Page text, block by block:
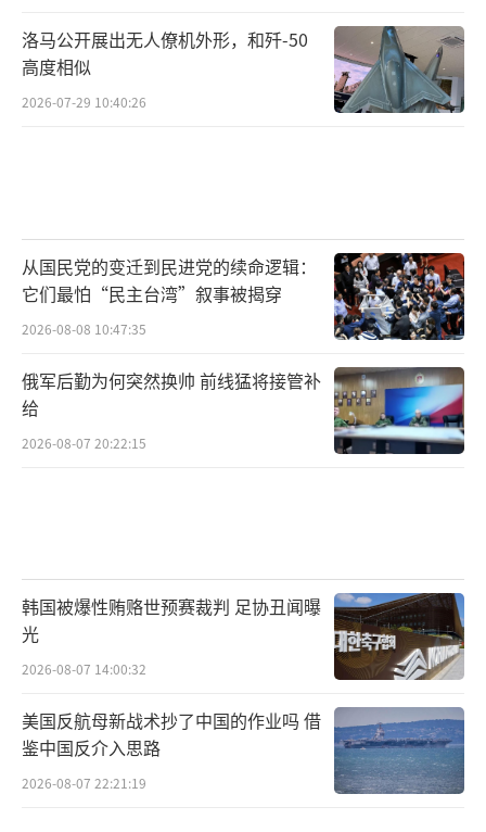
洛马公开展出无人僚机外形，和歼-50
高度相似
2026-07-29 10:40:26
从国民党的变迁到民进党的续命逻辑：
它们最怕“民主台湾”叙事被揭穿
2026-08-08 10:47:35
俄军后勤为何突然换帅 前线猛将接管补
给
2026-08-07 20:22:15
韩国被爆性贿赂世预赛裁判 足协丑闻曝
光
2026-08-07 14:00:32
美国反航母新战术抄了中国的作业吗 借
鉴中国反介入思路
2026-08-07 22:21:19